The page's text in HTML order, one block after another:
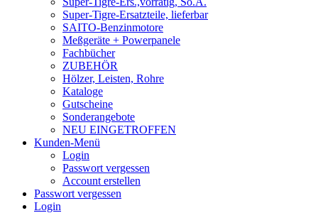
Super-Tigre-Ersatzteile, lieferbar
SAITO-Benzinmotore
Meßgeräte + Powerpanele
Fachbücher
ZUBEHÖR
Hölzer, Leisten, Rohre
Kataloge
Gutscheine
Sonderangebote
NEU EINGETROFFEN
Kunden-Menü
Login
Passwort vergessen
Account erstellen
Passwort vergessen
Login